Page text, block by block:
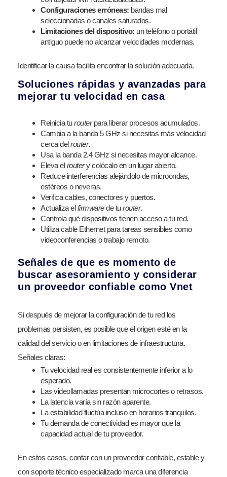
Configuraciones erróneas: bandas mal
seleccionadas o canales saturados.
Limitaciones del dispositivo: un teléfono o portátil
antiguo puede no alcanzar velocidades modernas.
Identificar la causa facilita encontrar la solución adecuada.
Soluciones rápidas y avanzadas para
mejorar tu velocidad en casa
Reinicia turouterpara liberar procesos acumulados.
Cambia a la banda 5 GHz si necesitas más velocidad
cerca delrouter.
Usa la banda 2.4 GHz si necesitas mayor alcance.
Eleva elroutery colócalo en un lugar abierto.
Reduce interferencias alejándolo de microondas,
estéreos o neveras.
Verifica cables, conectores y puertos.
Actualiza elfirmwarede turouter.
Controla qué dispositivos tienen acceso a tu red.
Utiliza cable Ethernet para tareas sensibles como
videoconferencias o trabajo remoto.
Señales de que es momento de
buscar asesoramiento y considerar
un proveedor confiable como Vnet
Si después de mejorar la configuración de tu red los
problemas persisten, es posible que el origen esté en la
calidad del servicio o en limitaciones de infraestructura.
Señales claras:
Tu velocidad real es consistentemente inferior a lo
esperado.
Las videollamadas presentan microcortes o retrasos.
La latencia varía sin razón aparente.
La estabilidad fluctúa incluso en horarios tranquilos.
Tu demanda de conectividad es mayor que la
capacidad actual de tu proveedor.
En estos casos, contar con un proveedor confiable, estable y
con soporte técnico especializado marca una diferencia